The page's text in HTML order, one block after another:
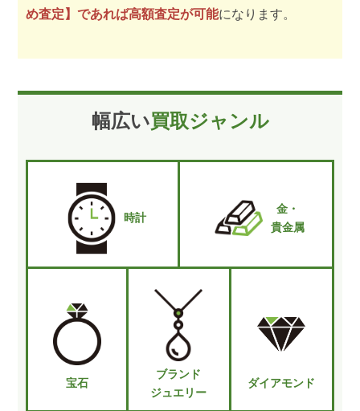
め査定】であれば高額査定が可能になります。
幅広い買取ジャンル
時計
金・
貴金属
宝石
ブランド
ジュエリー
ダイアモンド